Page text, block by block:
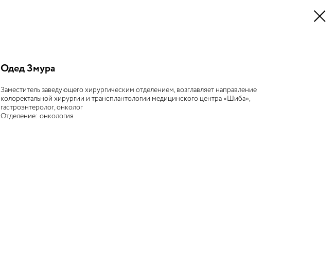
Одед Змура
Заместитель заведующего хирургическим отделением, возглавляет направление
колоректальной хирургии и трансплантологии медицинского центра «Шиба»,
гастроэнтеролог, онколог
Отделение: онкология